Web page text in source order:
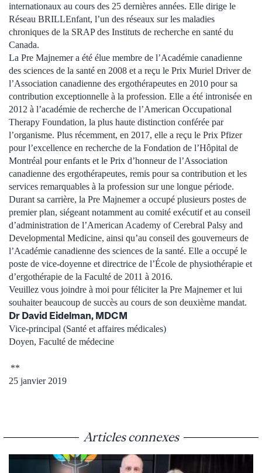
internationaux au cours des 25 dernières années. Elle dirige le
Réseau BRILLEnfant, l’un des réseaux sur les maladies
chroniques de la SRAP des Instituts de recherche en santé du
Canada.
La Pre Majnemer a été élue membre de l’Académie canadienne
des sciences de la santé en 2008 et a reçu le Prix Muriel Driver de
l’Association canadienne des ergothérapeutes en 2010 pour sa
contribution exceptionnelle à la profession. Elle a été intronisée en
2012 à l’académie de recherche de l’American Occupational
Therapy Foundation, la plus haute distinction conférée par
l’organisme. Plus récemment, en 2017, elle a reçu le Prix Pfizer
pour l’excellence en recherche de la Fondation de l’Hôpital de
Montréal pour enfants et le Prix d’honneur de l’Association
canadienne des ergothérapeutes, remis pour sa contribution et les
services remarquables à la profession sur une longue période.
Durant sa carrière, la Pre Majnemer a occupé plusieurs postes de
premier plan, siégeant notamment au comité exécutif et au conseil
d’administration de l’American Academy of Cerebral Palsy and
Developmental Medicine, ainsi qu’au conseil des gouverneurs de
l’Académie canadienne des sciences de la santé. Elle a occupé le
poste de vice-doyenne et directrice de l’École de physiothérapie et
d’ergothérapie de la Faculté de 2011 à 2016.
Veuillez vous joindre à moi pour féliciter la Pre Majnemer et lui
souhaiter beaucoup de succès au cours de son deuxième mandat.
Dr David Eidelman, MDCM
Vice-principal (Santé et affaires médicales)
Doyen, Faculté de médecine
**
25 janvier 2019
Articles connexes